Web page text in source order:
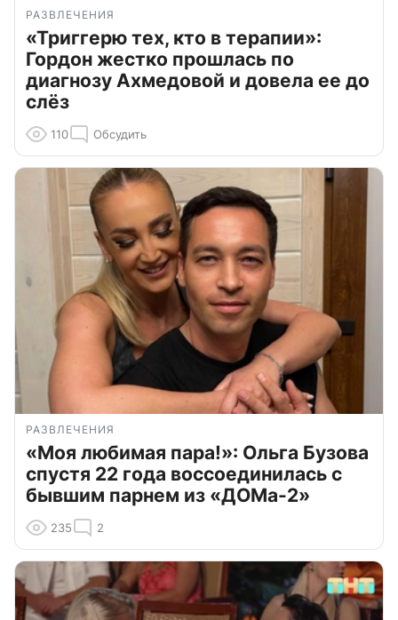
РАЗВЛЕЧЕНИЯ
«Триггерю тех, кто в терапии»:
Гордон жестко прошлась по
диагнозу Ахмедовой и довела ее до
слёз
110 Обсудить
РАЗВЛЕЧЕНИЯ
«Моя любимая пара!»: Ольга Бузова
спустя 22 года воссоединилась с
бывшим парнем из «ДОМа-2»
235 2